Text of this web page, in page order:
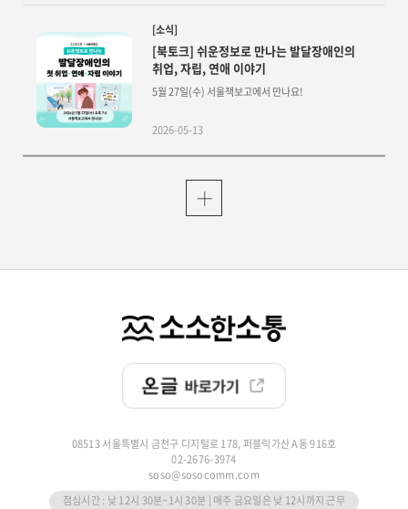
[소식]
[북토크] 쉬운정보로 만나는 발달장애인의
취업, 자립, 연애 이야기
5월 27일(수) 서울책보고에서 만나요!
2026-05-13
08513 서울특별시 금천구 디지털로 178, 퍼블릭가산 A동 916호
02-2676-3974
soso@sosocomm.com
점심시간 : 낮 12시 30분~1시 30분 | 매주 금요일은 낮 12시까지 근무